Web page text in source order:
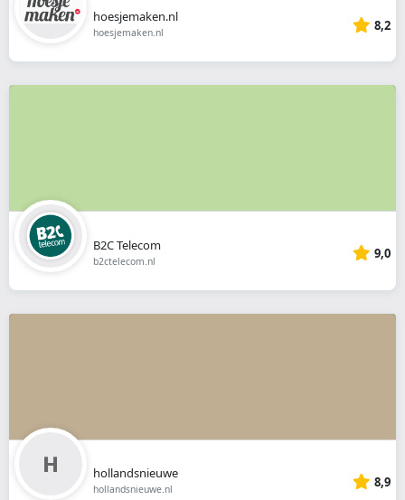
hoesjemaken.nl
hoesjemaken.nl 8,2
B2C Telecom
b2ctelecom.nl 9,0
hollandsnieuwe
hollandsnieuwe.nl 8,9